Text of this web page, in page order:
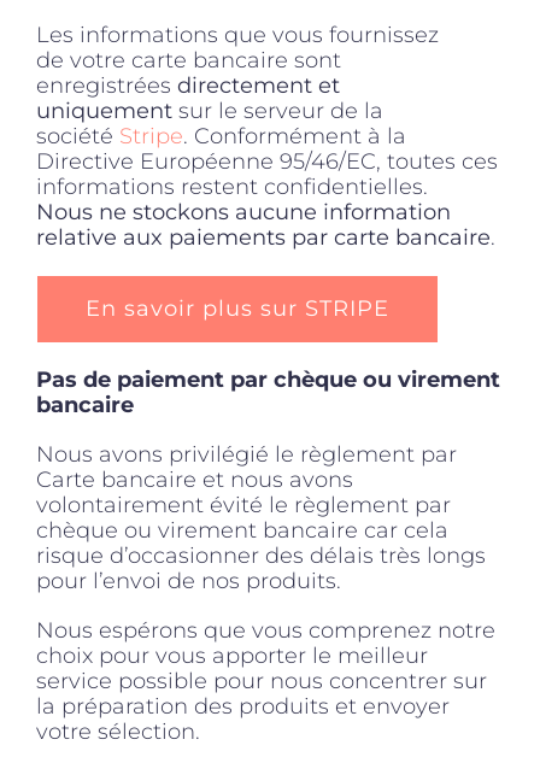
Les informations que vous fournissez
de votre carte bancaire sont
enregistrées directement et
uniquementsur le serveur de la
société Stripe. Conformément à la
Directive Européenne 95/46/EC, toutes ces
informations restent confidentielles.
Nous ne stockons aucune information
relative aux paiements par carte bancaire.
En savoir plus sur STRIPE
Pas de paiement par chèque ou virement
bancaire
Nous avons privilégié le règlement par
Carte bancaire et nous avons
volontairement évité le règlement par
chèque ou virement bancaire car cela
risque d’occasionner des délais très longs
pour l’envoi de nos produits.
Nous espérons que vous comprenez notre
choix pour vous apporter le meilleur
service possible pour nous concentrer sur
la préparation des produits et envoyer
votre sélection.